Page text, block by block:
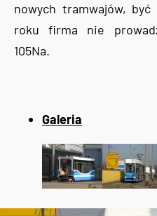
nowych tramwajów,
roku firma nie
105Na.
Galeria